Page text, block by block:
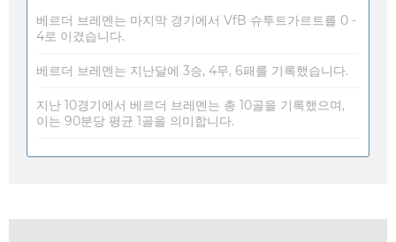
베르더 브레멘는 마지막 경기에서 VfB 슈투트가르트를 0 -
4로 이겼습니다.
베르더 브레멘는 지난달에 3승, 4무, 6패를 기록했습니다.
지난 10경기에서 베르더 브레멘는 총 10골을 기록했으며,
이는 90분당 평균 1골을 의미합니다.